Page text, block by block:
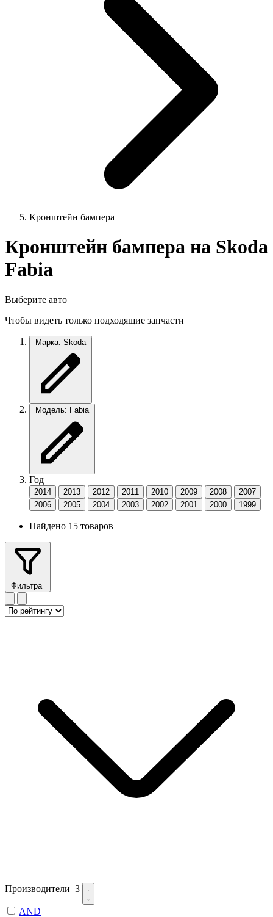
Кронштейн бампера
Кронштейн бампера на Skoda
Fabia
Выберите авто
Чтобы видеть только подходящие запчасти
Марка: Skoda
Модель: Fabia
Год
2014 2013 2012 2011 2010 2009 2008
2007
2006
2005 2004 2003 2002 2001 2000 1999
Найдено 15 товаров
Фильтра
Производители 3
AND